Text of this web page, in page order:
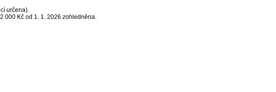
určena).
000 Kč od 1. 1. 2026 zohledněna.